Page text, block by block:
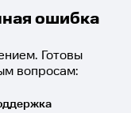
ошибка
Готовы
вопросам: